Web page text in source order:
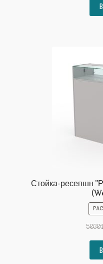
Стойка-ресепшн